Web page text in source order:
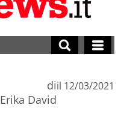
di
Erika David
il 12/03/2021